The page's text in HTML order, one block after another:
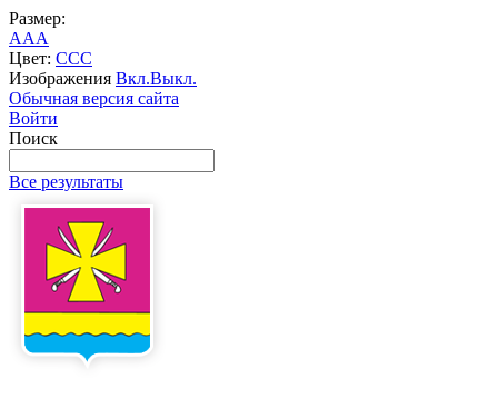
Размер:
AAA
Цвет: CCC
Изображения Вкл.Выкл.
Обычная версия сайта
Войти
Поиск
Все результаты